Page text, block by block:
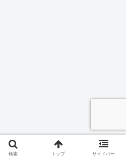
検索 トップ サイドバー